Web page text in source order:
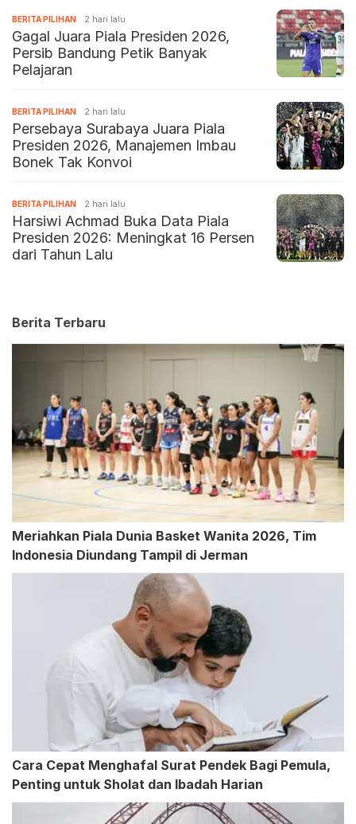
BERITA PILIHAN 2 hari lalu
Gagal Juara Piala Presiden 2026,
Persib Bandung Petik Banyak
Pelajaran
BERITA PILIHAN 2 hari lalu
Persebaya Surabaya Juara Piala
Presiden 2026, Manajemen Imbau
Bonek Tak Konvoi
BERITA PILIHAN 2 hari lalu
Harsiwi Achmad Buka Data Piala
Presiden 2026: Meningkat 16 Persen
dari Tahun Lalu
Berita Terbaru
Meriahkan Piala Dunia Basket Wanita 2026, Tim
Indonesia Diundang Tampil di Jerman
Cara Cepat Menghafal Surat Pendek Bagi Pemula,
Penting untuk Sholat dan Ibadah Harian